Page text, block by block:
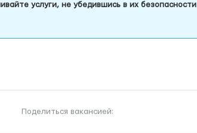
услуги, не убедившись в их безопасности
Поделиться вакансией: